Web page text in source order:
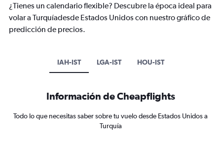
¿Tienes un calendario flexible? Descubre la época ideal para
volar a Turquíadesde Estados Unidos con nuestro gráfico de
predicción de precios.
IAH-IST LGA-IST HOU-IST
Información de Cheapflights
Todo lo que necesitas saber sobre tu vuelo desde Estados Unidos a
Turquía